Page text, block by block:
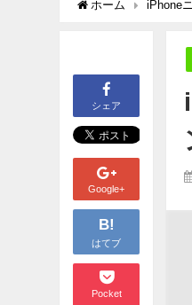
ホーム iPhone
シェア
Google+
B!
はてブ
Pocket